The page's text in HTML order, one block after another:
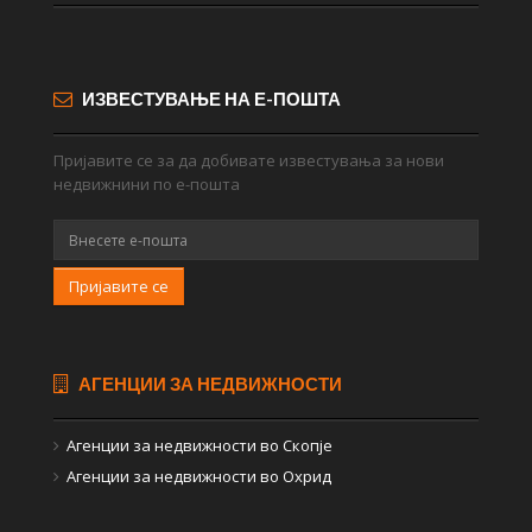
ИЗВЕСТУВАЊЕ НА Е-ПОШТА
Пријавите се за да добивате известувања за нови
недвижнини по е-пошта
Пријавите се
АГЕНЦИИ ЗА НЕДВИЖНОСТИ
Агенции за недвижности во Скопје
Агенции за недвижности во Охрид